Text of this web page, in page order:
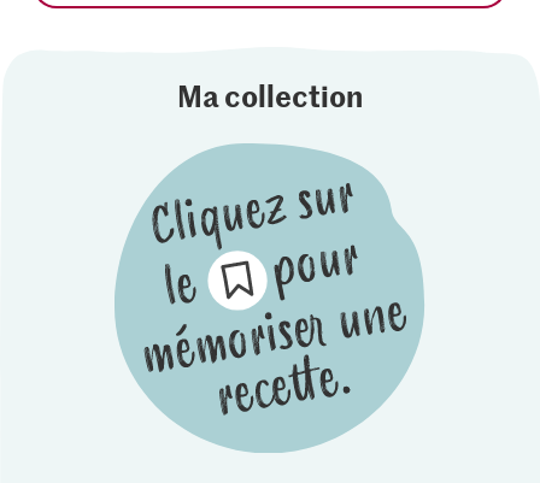
Ma collection